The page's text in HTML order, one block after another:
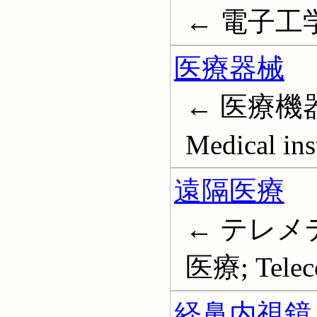
← 電子工
医療器械
← 医療機
Medical
遠隔医療
← テレメ
医療;